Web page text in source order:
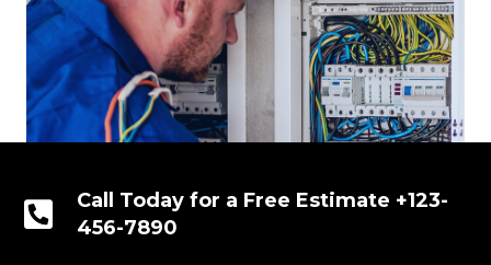
Call Today for a Free Estimate +123-
456-7890